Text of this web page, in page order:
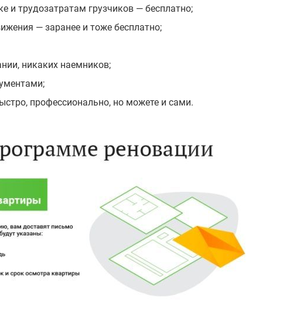
и трудозатратам грузчиков — бесплатно;
— заранее и тоже бесплатно;
никаких наемников;
профессионально, но можете и сами.